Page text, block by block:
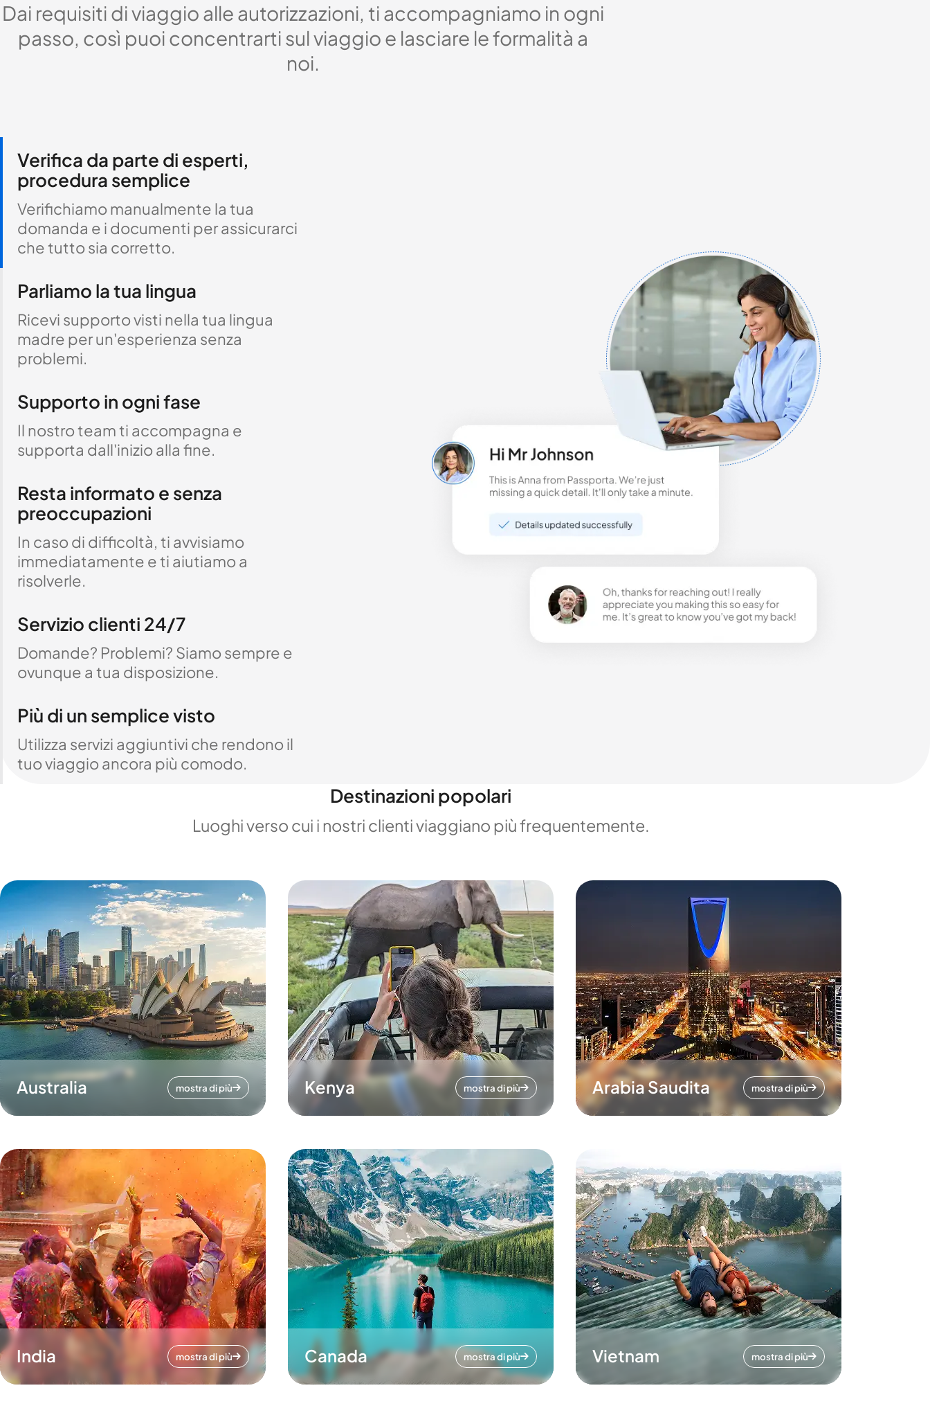
Dai requisiti di viaggio alle autorizzazioni, ti accompagniamo in ogni
passo, così puoi concentrarti sul viaggio e lasciare le formalità a
noi.
Verifica da parte di esperti,
procedura semplice
Verifichiamo manualmente la tua
domanda e i documenti per assicurarci
che tutto sia corretto.
Parliamo la tua lingua
Ricevi supporto visti nella tua lingua
madre per un'esperienza senza
problemi.
Supporto in ogni fase
Il nostro team ti accompagna e
supporta dall'inizio alla fine.
Resta informato e senza
preoccupazioni
In caso di difficoltà, ti avvisiamo
immediatamente e ti aiutiamo a
risolverle.
Servizio clienti 24/7
Domande? Problemi? Siamo sempre e
ovunque a tua disposizione.
Più di un semplice visto
Utilizza servizi aggiuntivi che rendono il
tuo viaggio ancora più comodo.
Destinazioni popolari
Luoghi verso cui i nostri clienti viaggiano più frequentemente.
Australia mostra di più Kenya mostra di più Arabia Saudita mostra di più
India mostra di più Canada mostra di più Vietnam mostra di più